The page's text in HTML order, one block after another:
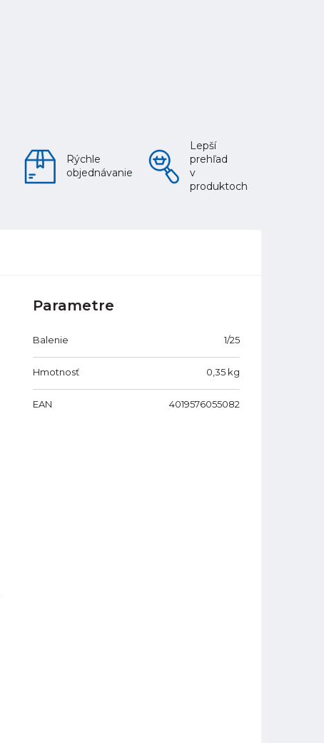
Rýchle
objednávanie
Lepší
prehľad
v
produktoch
Parametre
Balenie 1/25
Hmotnosť 0,35 kg
EAN 4019576055082